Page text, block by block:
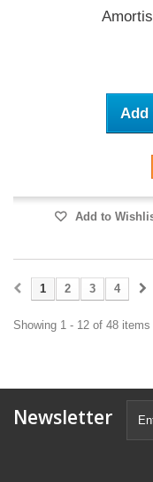
Add
Add to
1 2 3 4
Showing 1 - 12 of 48 items
Newsletter